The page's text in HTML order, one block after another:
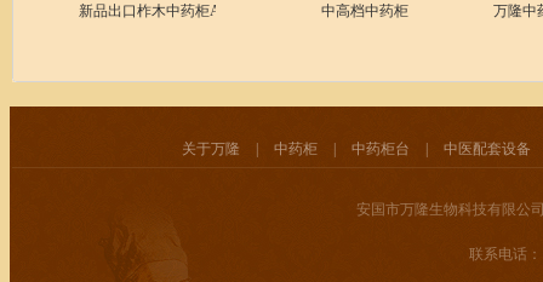
新品出口柞木中药柜A-110 中高档中药柜 万隆中
关于万隆 | 中药柜 | 中药柜台 | 中医配套设备
安国市万隆生物科技有限公
联系电话：